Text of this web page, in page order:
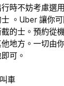
時不妨考慮選
。Uber 讓你
的士。預約從
地方。一切由
可。
車